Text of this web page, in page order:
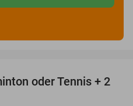
52%
oder Tennis + 2